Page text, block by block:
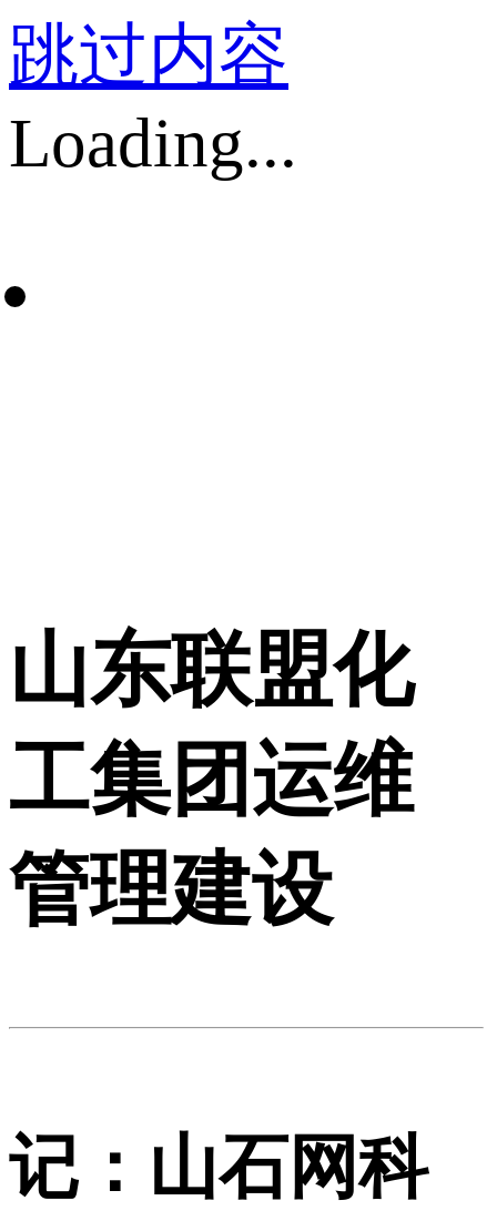
跳过内容
Loading...
山东联盟化
工集团运维
管理建设
记：山石网科